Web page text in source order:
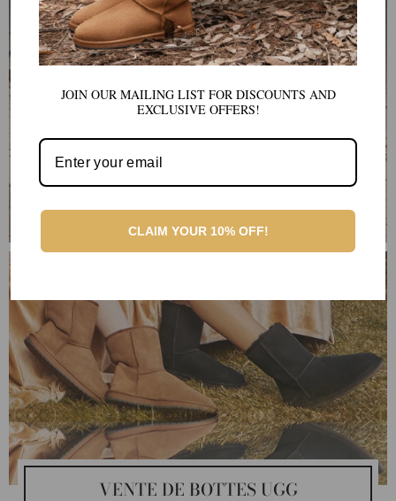
VENTE DE BOTTES UGG
JOIN OUR MAILING LIST FOR DISCOUNTS AND
EXCLUSIVE OFFERS!
CLAIM YOUR 10% OFF!